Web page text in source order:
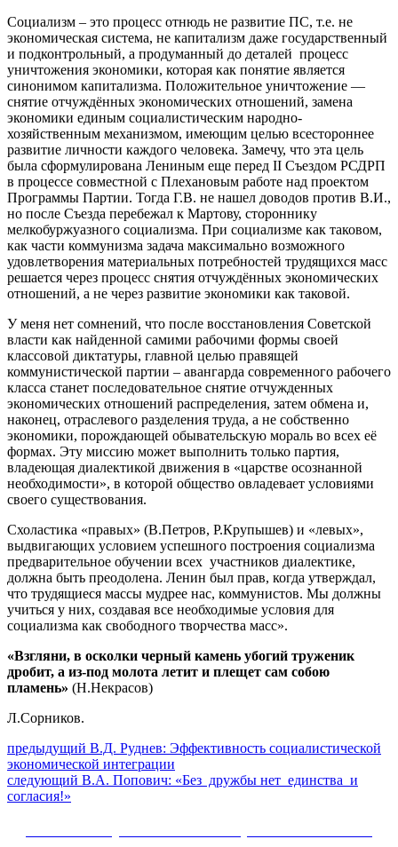
Социализм – это процесс отнюдь не развитие ПС, т.е. не
экономическая система, не капитализм даже государственный
и подконтрольный, а продуманный до деталей процесс
уничтожения экономики, которая как понятие является
синонимом капитализма. Положительное уничтожение —
снятие отчуждённых экономических отношений, замена
экономики единым социалистическим народно-
хозяйственным механизмом, имеющим целью всестороннее
развитие личности каждого человека. Замечу, что эта цель
была сформулирована Лениным еще перед II Съездом РСДРП
в процессе совместной с Плехановым работе над проектом
Программы Партии. Тогда Г.В. не нашел доводов против В.И.,
но после Съезда перебежал к Мартову, стороннику
мелкобуржуазного социализма. При социализме как таковом,
как части коммунизма задача максимально возможного
удовлетворения материальных потребностей трудящихся масс
решается через процесс снятия отчуждённых экономических
отношений, а не через развитие экономики как таковой.
У меня нет сомнений, что после восстановления Советской
власти как найденной самими рабочими формы своей
классовой диктатуры, главной целью правящей
коммунистической партии – авангарда современного рабочего
класса станет последовательное снятие отчужденных
экономических отношений распределения, затем обмена и,
наконец, отраслевого разделения труда, а не собственно
экономики, порождающей обывательскую мораль во всех её
формах. Эту миссию может выполнить только партия,
владеющая диалектикой движения в «царстве осознанной
необходимости», в которой общество овладевает условиями
своего существования.
Схоластика «правых» (В.Петров, Р.Крупышев) и «левых»,
выдвигающих условием успешного построения социализма
предварительное обучении всех участников диалектике,
должна быть преодолена. Ленин был прав, когда утверждал,
что трудящиеся массы мудрее нас, коммунистов. Мы должны
учиться у них, создавая все необходимые условия для
социализма как свободного творчества масс».
«Взгляни, в осколки черный камень убогий труженик
дробит, а из-под молота летит и плещет сам собою
пламень» (Н.Некрасов)
Л.Сорников.
Навигация
по
записям
предыдущий Предыдущий
пост:
В.Д. Руднев: Эффективность социалистической
экономической интеграции
следующий Следующее
В.А. Попович: «Без дружбы нет единства и
согласия!»